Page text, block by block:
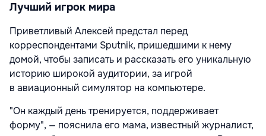
Лучший игрок мира
Приветливый Алексей предстал перед
корреспондентами Sputnik, пришедшими к нему
домой, чтобы записать и рассказать его уникальную
историю широкой аудитории, за игрой
в авиационный симулятор на компьютере.
"Он каждый день тренируется, поддерживает
форму", — пояснила его мама, известный журналист,